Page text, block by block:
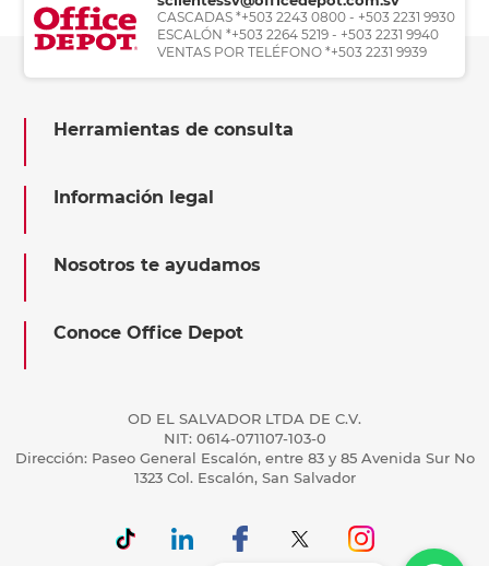
CASCADAS *+503 2243 0800 - +503 2231 9930
ESCALÓN *+503 2264 5219 - +503 2231 9940
VENTAS POR TELÉFONO *+503 2231 9939
Herramientas de consulta
Información legal
Nosotros te ayudamos
Conoce Office Depot
OD EL SALVADOR LTDA DE C.V.
NIT: 0614-071107-103-0
Dirección: Paseo General Escalón, entre 83 y 85 Avenida Sur No
1323 Col. Escalón, San Salvador